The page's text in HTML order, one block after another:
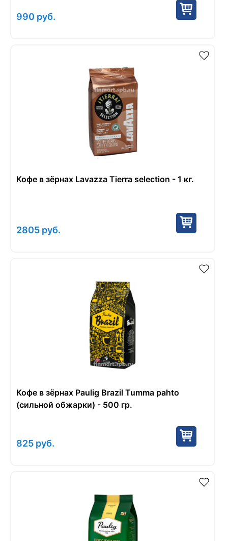
990 руб.
Кофе в зёрнах Lavazza Tierra selection - 1 кг.
2805 руб.
Кофе в зёрнах Paulig Brazil Tumma pahto
(сильной обжарки) - 500 гр.
825 руб.